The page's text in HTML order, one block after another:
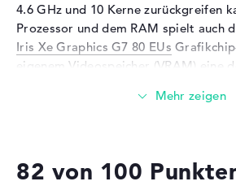
Sensorauflösung
0,9 MP
Eingabegeräte
Tastatur
Modem (Mobilfunk)
LTE
4.6 GHz und 10 Kerne zurückgreifen
Prozessor und dem RAM spielt auch
Iris Xe Graphics G7 80 EUs
eigenem Videospeicher (VRAM) eine
Wieviel Speicher hat das Fujitsu
Gigabyte. Total sollten 64 Gigabyte in
82 von 100